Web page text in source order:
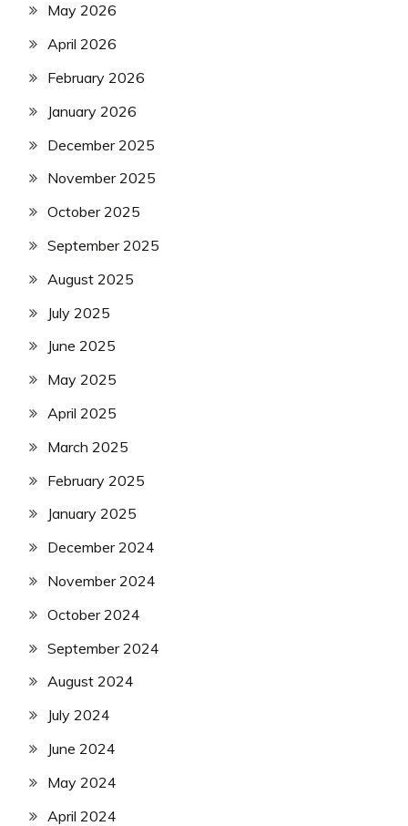
May 2026
April 2026
February 2026
January 2026
December 2025
November 2025
October 2025
September 2025
August 2025
July 2025
June 2025
May 2025
April 2025
March 2025
February 2025
January 2025
December 2024
November 2024
October 2024
September 2024
August 2024
July 2024
June 2024
May 2024
April 2024